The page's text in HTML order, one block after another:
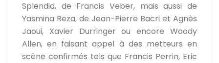
Splendid, de Francis Veber, mais aussi de
Yasmina Reza, de Jean-Pierre Bacri et Agnès
Jaoui, Xavier Durringer ou encore Woody
Allen, en faisant appel à des metteurs en
scène confirmés tels que Francis Perrin, Eric